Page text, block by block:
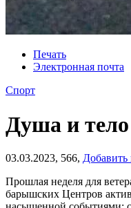
Печать
Электронная почта
Спорт
Душа и
03.03.2023, 566, Добавить
Прошлая неделя для
барышских Центров